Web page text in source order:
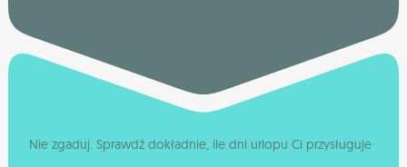
Nie zgaduj. Sprawdź dokładnie, ile dni urlopu Ci przysługuje